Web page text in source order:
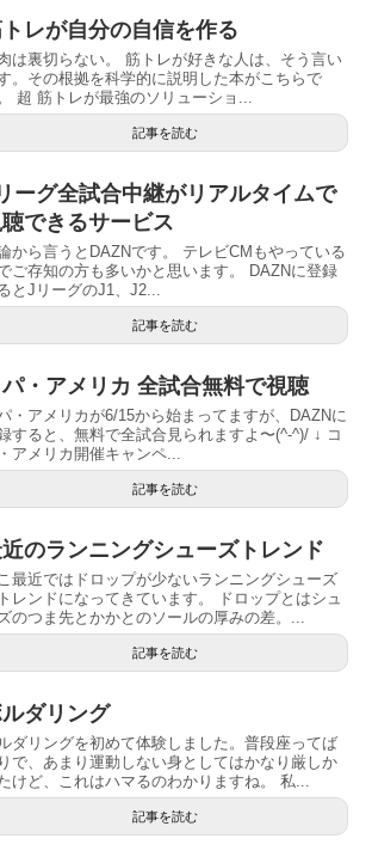
レが自分の自信を作る
は裏切らない。 筋トレが好きな人は、そう言い
。その根拠を科学的に説明した本がこちらで
超 筋トレが最強のソリューショ...
記事を読む
ーグ全試合中継がリアルタイムで
できるサービス
から言うとDAZNです。 テレビCMもやっている
ご存知の方も多いかと思います。 DAZNに登録
とJリーグのJ1、J2...
記事を読む
パ・アメリカ 全試合無料で視聴
・アメリカが6/15から始まってますが、DAZNに
すると、無料で全試合見られますよ〜(^-^)/ ↓ コ
アメリカ開催キャンペ...
記事を読む
のランニングシューズトレンド
最近ではドロップが少ないランニングシューズ
レンドになってきています。 ドロップとはシュ
のつま先とかかとのソールの厚みの差。...
記事を読む
ダリング
ダリングを初めて体験しました。普段座ってば
で、あまり運動しない身としてはかなり厳しか
けど、これはハマるのわかりますね。 私...
記事を読む